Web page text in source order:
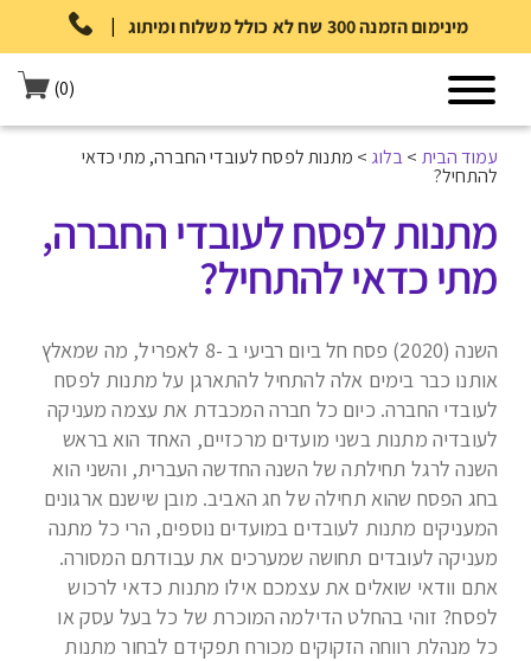
| מינימום הזמנה 300 שח לא כולל משלוח ומיתוג
(0)
עמוד הבית >בלוג > מתנות לפסח לעובדי החברה, מתי כדאי
להתחיל?
מתנות לפסח לעובדי החברה,
מתי כדאי להתחיל?
השנה (2020) פסח חל ביום רביעי ב -8 לאפריל, מה שמאלץ
אותנו כבר בימים אלה להתחיל להתארגן על מתנות לפסח
לעובדי החברה. כיום כל חברה המכבדת את עצמה מעניקה
לעובדיה מתנות בשני מועדים מרכזיים, האחד הוא בראש
השנה לרגל תחילתה של השנה החדשה העברית, והשני הוא
בחג הפסח שהוא תחילה של חג האביב. מובן שישנם ארגונים
המעניקים מתנות לעובדים במועדים נוספים, הרי כל מתנה
מעניקה לעובדים תחושה שמערכים את עבודתם המסורה.
אתם וודאי שואלים את עצמכם אילו מתנות כדאי לרכוש
לפסח? זוהי בהחלט הדילמה המוכרת של כל בעל עסק או
כל מנהלת רווחה הזקוקים מכורח תפקידם לבחור מתנות